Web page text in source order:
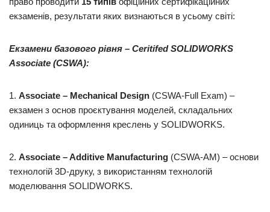
екзаменів, результати яких визнаються в усьому світі:
Екзамени базового рівня – Ceritifed SOLIDWORKS
Associate (CSWA):
1. Associate – Mechanical Design (CSWA-Full Exam) –
екзамен з основ проєктування моделей, складальних
одиниць та оформлення креслень у SOLIDWORKS.
2. Associate –Additive Manufacturing (CSWA-AM) – основи
технологій 3D-друку, з використанням технологій
моделювання SOLIDWORKS.